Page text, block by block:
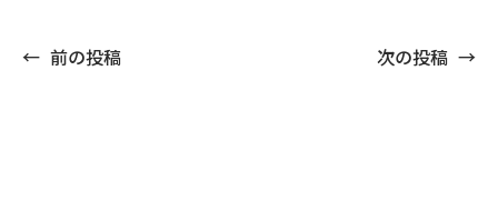
← 前の投稿 次の投稿 →